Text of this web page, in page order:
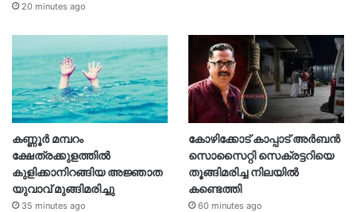
20 minutes ago
കണ്ണൂർ മമ്പറം
ക്ഷേത്രക്കുളത്തിൽ
കുളിക്കാനിറങ്ങിയ അജ്ഞാത
യുവാവ് മുങ്ങിമരിച്ചു
35 minutes ago
കോഴിക്കോട് കാപ്പാട് അര്‍ബന്‍
സൊസൈറ്റി സെക്രട്ടറിയെ
തൂങ്ങിമരിച്ച നിലയിൽ
കണ്ടെത്തി
60 minutes ago